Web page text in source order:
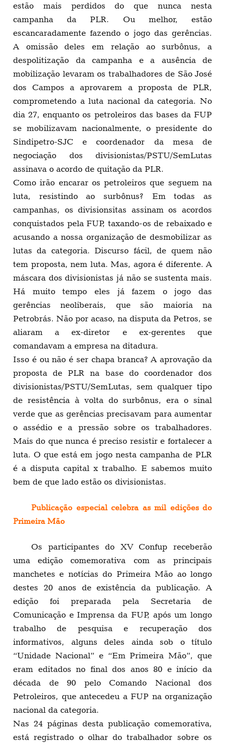
estão mais perdidos do que nunca nesta
campanha da PLR. Ou melhor, estão
escancaradamente fazendo o jogo das gerências.
A omissão deles em relação ao surbônus, a
despolitização da campanha e a ausência de
mobilização levaram os trabalhadores de São José
dos Campos a aprovarem a proposta de PLR,
comprometendo a luta nacional da categoria. No
dia 27, enquanto os petroleiros das bases da FUP
se mobilizavam nacionalmente, o presidente do
Sindipetro-SJC e coordenador da mesa de
negociação dos divisionistas/PSTU/SemLutas
assinava o acordo de quitação da PLR.
Como irão encarar os petroleiros que seguem na
luta, resistindo ao surbônus? Em todas as
campanhas, os divisionsitas assinam os acordos
conquistados pela FUP, taxando-os de rebaixado e
acusando a nossa organização de desmobilizar as
lutas da categoria. Discurso fácil, de quem não
tem proposta, nem luta. Mas, agora é diferente. A
máscara dos divisionistas já não se sustenta mais.
Há muito tempo eles já fazem o jogo das
gerências neoliberais, que são maioria na
Petrobrás. Não por acaso, na disputa da Petros, se
aliaram a ex-diretor e ex-gerentes que
comandavam a empresa na ditadura.
Isso é ou não é ser chapa branca? A aprovação da
proposta de PLR na base do coordenador dos
divisionistas/PSTU/SemLutas, sem qualquer tipo
de resistência à volta do surbônus, era o sinal
verde que as gerências precisavam para aumentar
o assédio e a pressão sobre os trabalhadores.
Mais do que nunca é preciso resistir e fortalecer a
luta. O que está em jogo nesta campanha de PLR
é a disputa capital x trabalho. E sabemos muito
bem de que lado estão os divisionistas.
Publicação especial celebra as mil edições do
Primeira Mão
Os participantes do XV Confup receberão
uma edição comemorativa com as principais
manchetes e notícias do Primeira Mão ao longo
destes 20 anos de existência da publicação. A
edição foi preparada pela Secretaria de
Comunicação e Imprensa da FUP, após um longo
trabalho de pesquisa e recuperação dos
informativos, alguns deles ainda sob o título
“Unidade Nacional” e “Em Primeira Mão”, que
eram editados no final dos anos 80 e início da
década de 90 pelo Comando Nacional dos
Petroleiros, que antecedeu a FUP na organização
nacional da categoria.
Nas 24 páginas desta publicação comemorativa,
está registrado o olhar do trabalhador sobre os